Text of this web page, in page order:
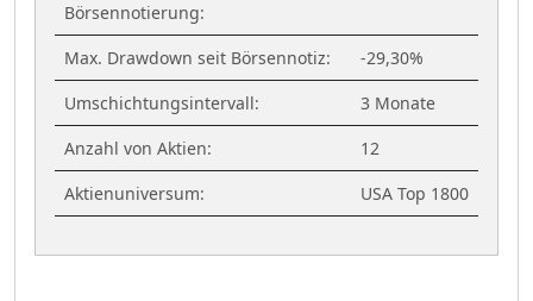
Börsennotierung:
Max. Drawdown seit Börsennotiz:
-29,30%
Umschichtungsintervall:
3 Monate
Anzahl von Aktien:
12
Aktienuniversum:
USA Top 1800